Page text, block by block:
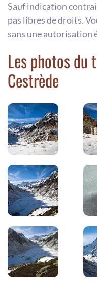
Sauf indication
pas libres de droits.
sans une autorisation
Les photos du
Cestrède